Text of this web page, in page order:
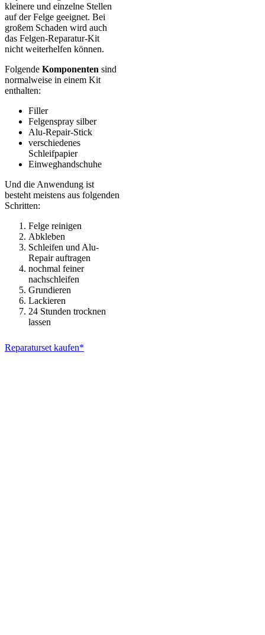
kleinere und einzelne Stellen
auf der Felge geeignet. Bei
großem Schaden wird auch
das Felgen-Reparatur-Kit
nicht weiterhelfen können.
Folgende Komponenten sind
normalweise in einem Kit
enthalten:
Filler
Felgenspray silber
Alu-Repair-Stick
verschiedenes
Schleifpapier
Einweghandschuhe
Und die Anwendung ist
besteht meistens aus folgenden
Schritten:
Felge reinigen
Abkleben
Schleifen und Alu-
Repair auftragen
nochmal feiner
nachschleifen
Grundieren
Lackieren
24 Stunden trocknen
lassen
Reparaturset kaufen*